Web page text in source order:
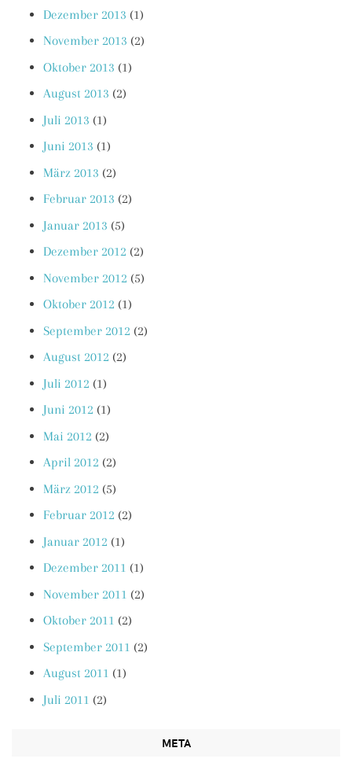
Dezember 2013 (1)
November 2013 (2)
Oktober 2013 (1)
August 2013 (2)
Juli 2013 (1)
Juni 2013 (1)
März 2013 (2)
Februar 2013 (2)
Januar 2013 (5)
Dezember 2012 (2)
November 2012 (5)
Oktober 2012 (1)
September 2012 (2)
August 2012 (2)
Juli 2012 (1)
Juni 2012 (1)
Mai 2012 (2)
April 2012 (2)
März 2012 (5)
Februar 2012 (2)
Januar 2012 (1)
Dezember 2011 (1)
November 2011 (2)
Oktober 2011 (2)
September 2011 (2)
August 2011 (1)
Juli 2011 (2)
META